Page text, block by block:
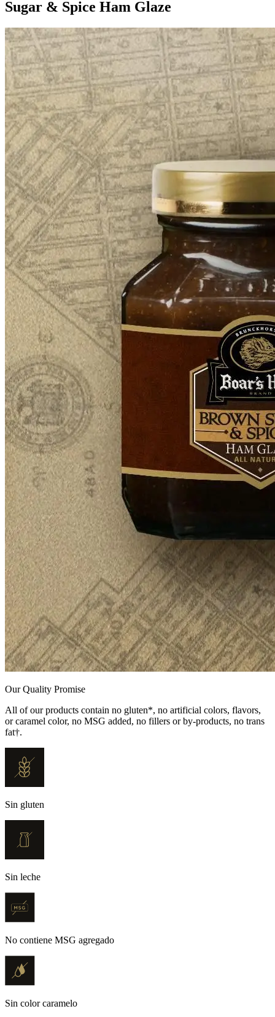
Sugar & Spice Ham Glaze
Our Quality Promise
All of our products contain no gluten*, no artificial colors, flavors,
or caramel color, no MSG added, no fillers or by-products, no trans
fat†.
Sin gluten
Sin leche
No contiene MSG agregado
Sin color caramelo